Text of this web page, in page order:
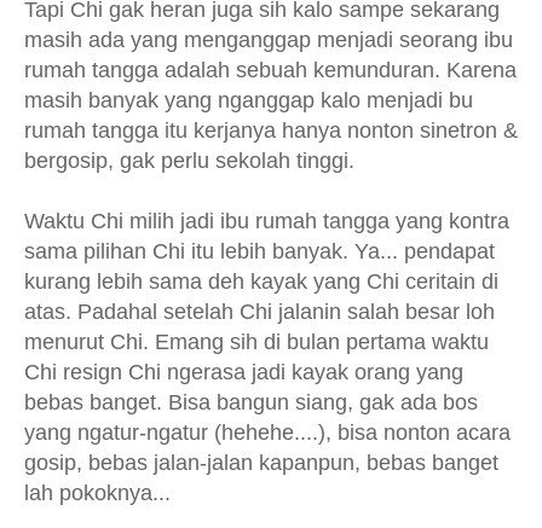
Tapi Chi gak heran juga sih kalo sampe sekarang
masih ada yang menganggap menjadi seorang ibu
rumah tangga adalah sebuah kemunduran. Karena
masih banyak yang nganggap kalo menjadi bu
rumah tangga itu kerjanya hanya nonton sinetron &
bergosip, gak perlu sekolah tinggi.
Waktu Chi milih jadi ibu rumah tangga yang kontra
sama pilihan Chi itu lebih banyak. Ya... pendapat
kurang lebih sama deh kayak yang Chi ceritain di
atas. Padahal setelah Chi jalanin salah besar loh
menurut Chi. Emang sih di bulan pertama waktu
Chi resign Chi ngerasa jadi kayak orang yang
bebas banget. Bisa bangun siang, gak ada bos
yang ngatur-ngatur (hehehe....), bisa nonton acara
gosip, bebas jalan-jalan kapanpun, bebas banget
lah pokoknya...